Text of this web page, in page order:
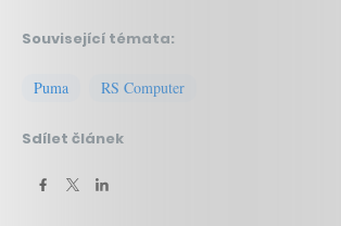
Související témata:
Puma RS Computer
Sdílet článek